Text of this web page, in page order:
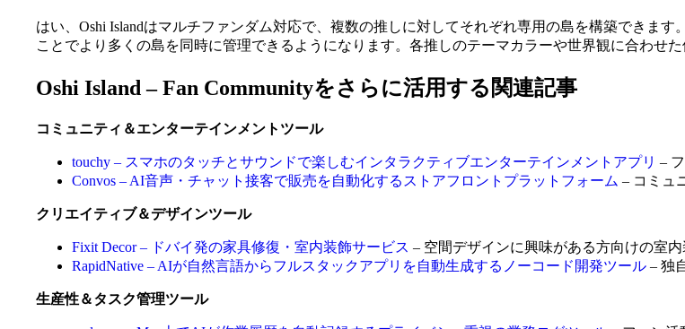
はい、Oshi Islandはマルチファンダム対応で、複数の推しに対してそれぞれ専用の島を構築できま
ことでより多くの島を同時に管理できるようになります。各推しのテーマカラーや世界観に合わせた
Oshi Island – Fan Communityをさらに活用する関連記事
コミュニティ＆エンターテインメントツール
touchy – スマホのタッチとサウンドで楽しむインタラクティブエンターテインメントアプリ –
Convos – AI音声・チャット接客で販売を自動化するストアフロントプラットフォーム – コミュ
クリエイティブ＆デザインツール
Fixit Decor – ドバイ発の家具修復・室内装飾サービス – 空間デザインに興味がある方向けの室
RapidNative – AIが自然言語からフルスタックアプリを自動生成するノーコード開発ツール – 独
生産性＆タスク管理ツール